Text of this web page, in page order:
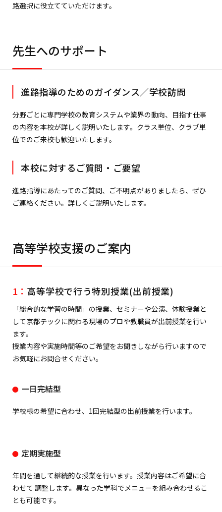
路選択に役立てていただけます。
先生へのサポート
進路指導のためのガイダンス／学校訪問
分野ごとに専門学校の教育システムや業界の動向、目指す仕事
の内容を本校が詳しく説明いたします。クラス単位、クラブ単
位でのご来校も歓迎いたします。
本校に対するご質問・ご要望
進路指導にあたってのご質問、ご不明点がありましたら、ぜひ
ご連絡ください。詳しくご説明いたします。
高等学校支援のご案内
1： 高等学校で行う特別授業(出前授業)
「総合的な学習の時間」の授業、セミナーや公演、体験授業と
して京都テックに関わる現場のプロや教職員が出前授業を行い
ます。
授業内容や実施時間等のご希望をお聞きしながら行いますので
お気軽にお問合せください。
一日完結型
学校様の希望に合わせ、1回完結型の出前授業を行います。
定期実施型
年間を通して継続的な授業を行います。授業内容はご希望に合
わせて 調整します。異なった学科でメニューを組み合わせるこ
とも可能です。